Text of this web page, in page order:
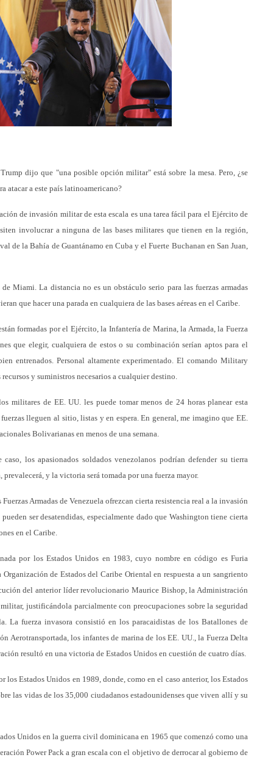
dijo que "una posible opción militar" está sobre la mesa. Pero, ¿se
atacar a este país latinoamericano?
de invasión militar de esta escala es una tarea fácil para el Ejército de
involucrar a ninguna de las bases militares que tienen en la región,
de la Bahía de Guantánamo en Cuba y el Fuerte Buchanan en San Juan,
Miami. La distancia no es un obstáculo serio para las fuerzas armadas
que hacer una parada en cualquiera de las bases aéreas en el Caribe.
formadas por el Ejército, la Infantería de Marina, la Armada, la Fuerza
que elegir, cualquiera de estos o su combinación serían aptos para el
entrenados. Personal altamente experimentado. El comando Military
y suministros necesarios a cualquier destino.
militares de EE. UU. les puede tomar menos de 24 horas planear esta
lleguen al sitio, listas y en espera. En general, me imagino que EE.
Bolivarianas en menos de una semana.
los apasionados soldados venezolanos podrían defender su tierra
y la victoria será tomada por una fuerza mayor.
Armadas de Venezuela ofrezcan cierta resistencia real a la invasión
ser desatendidas, especialmente dado que Washington tiene cierta
en el Caribe.
por los Estados Unidos en 1983, cuyo nombre en código es Furia
de Estados del Caribe Oriental en respuesta a un sangriento
del anterior líder revolucionario Maurice Bishop, la Administración
justificándola parcialmente con preocupaciones sobre la seguridad
La fuerza invasora consistió en los paracaidistas de los Batallones de
Aerotransportada, los infantes de marina de los EE. UU., la Fuerza Delta
resultó en una victoria de Estados Unidos en cuestión de cuatro días.
los Estados Unidos en 1989, donde, como en el caso anterior, los Estados
las vidas de los 35,000 ciudadanos estadounidenses que viven allí y su
Unidos en la guerra civil dominicana en 1965 que comenzó como una
Power Pack a gran escala con el objetivo de derrocar al gobierno de